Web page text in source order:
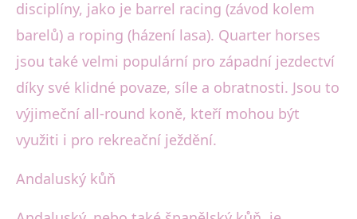
disciplíny, jako je barrel racing (závod kolem
barelů) a roping (házení lasa). Quarter horses
jsou také velmi populární pro západní jezdectví
díky své klidné povaze, síle a obratnosti. Jsou to
výjimeční all-round koně, kteří mohou být
využiti i pro rekreační ježdění.
Andaluský kůň